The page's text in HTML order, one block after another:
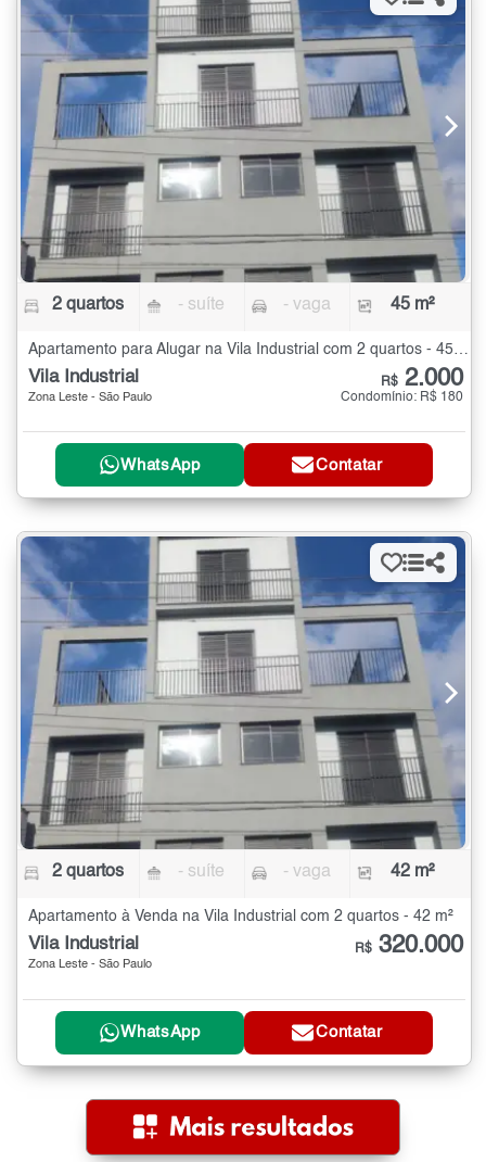
2 quartos - suíte - vaga 45 m²
Apartamento para Alugar na Vila Industrial com 2 quartos - 45 m²
Vila Industrial
Zona Leste - São Paulo
R$ 2.000
Condomínio: R$ 180
WhatsApp Contatar
2 quartos - suíte - vaga 42 m²
Apartamento à Venda na Vila Industrial com 2 quartos - 42 m²
Vila Industrial
Zona Leste - São Paulo
R$ 320.000
WhatsApp Contatar